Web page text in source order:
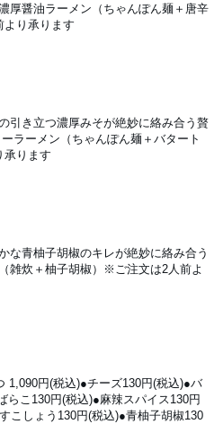
厚醤油ラーメン（ちゃんぽん麺＋唐辛
り承ります
引き立つ濃厚みそが絶妙に絡み合う贅
ラーメン（ちゃんぽん麺＋バタート
承ります
な青柚子胡椒のキレが絶妙に絡み合う
雑炊＋柚子胡椒）※ご注文は2人前よ
1,090円(税込)●チーズ130円(税込)●バ
らこ130円(税込)●麻辣スパイス130円
こしょう130円(税込)●青柚子胡椒130